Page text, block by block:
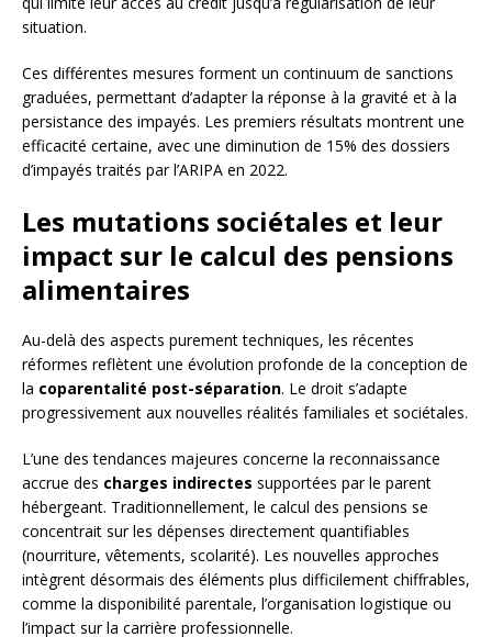
situation.
Ces différentes mesures forment un continuum de sanctions
graduées, permettant d’adapter la réponse à la gravité et à la
persistance des impayés. Les premiers résultats montrent une
efficacité certaine, avec une diminution de 15% des dossiers
d’impayés traités par l’ARIPA en 2022.
Les mutations sociétales et leur
impact sur le calcul des pensions
alimentaires
Au-delà des aspects purement techniques, les récentes
réformes reflètent une évolution profonde de la conception de
la coparentalité post-séparation. Le droit s’adapte
progressivement aux nouvelles réalités familiales et sociétales.
L’une des tendances majeures concerne la reconnaissance
accrue des charges indirectes supportées par le parent
hébergeant. Traditionnellement, le calcul des pensions se
concentrait sur les dépenses directement quantifiables
(nourriture, vêtements, scolarité). Les nouvelles approches
intègrent désormais des éléments plus difficilement chiffrables,
comme la disponibilité parentale, l’organisation logistique ou
l’impact sur la carrière professionnelle.